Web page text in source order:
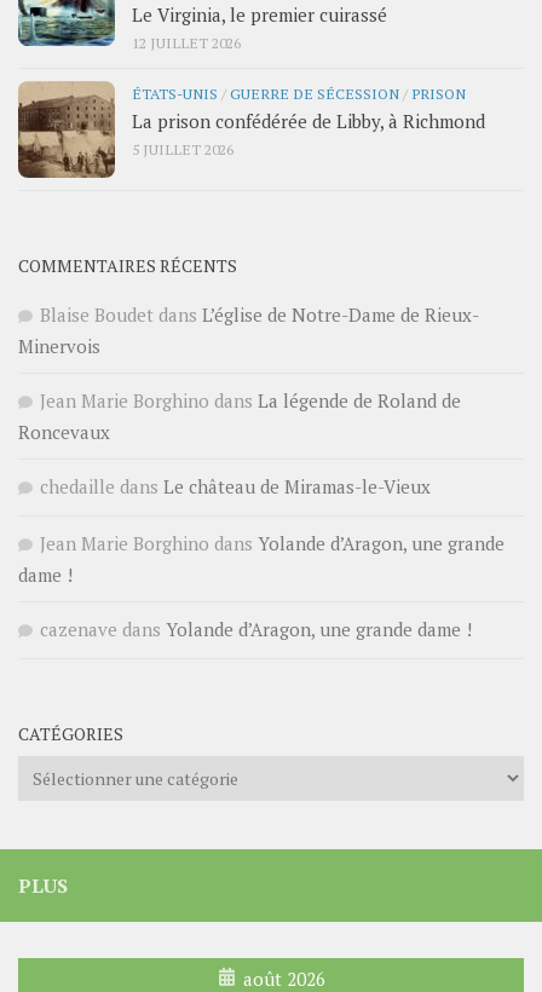
Le Virginia, le premier cuirassé
12 JUILLET 2026
ÉTATS-UNIS /GUERRE DE SÉCESSION / PRISON
La prison confédérée de Libby, à Richmond
5 JUILLET 2026
COMMENTAIRES RÉCENTS
Blaise Boudet dans L’église de Notre-Dame de Rieux-
Minervois
Jean Marie Borghino dans La légende de Roland de
Roncevaux
chedaille dans Le château de Miramas-le-Vieux
Jean Marie Borghino dans Yolande d’Aragon, une grande
dame !
cazenave dans Yolande d’Aragon, une grande dame !
CATÉGORIES
Catégories
PLUS
août 2026